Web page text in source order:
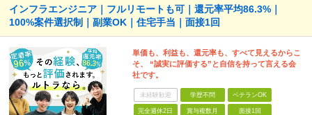
インフラエンジニア｜フルリモートも可｜還元率平均86.3%｜
100%案件選択制｜副業OK｜住宅手当｜面接1回
単価も、利益も、還元率も、すべて見えるからこ
そ、 “誠実に評価する”と自信を持って言える会
社です。
未経験歓迎 学歴不問 ベテランOK
完全週休2日 賞与複数月 面接1回